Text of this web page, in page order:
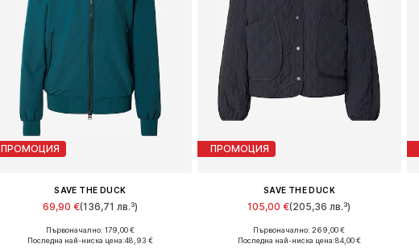
ПРОМОЦИЯ
SAVE THE DUCK
69,90 €(136,71 лв.³)
Налични размери: M, L, XL
Първоначално: 179,00 €
Последна най-ниска цена:48,93 €
ПРОМОЦИЯ
SAVE THE DUCK
105,00 €(205,36 лв.³)
Налични размери: L, XL
Първоначално: 269,00 €
Последна най-ниска цена:84,00 €